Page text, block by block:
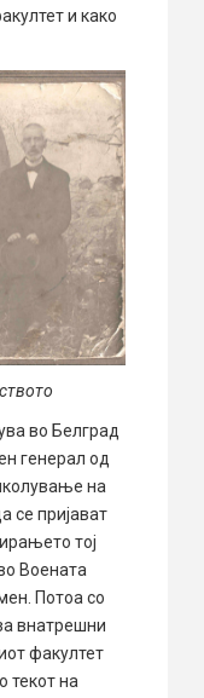
и како
во Белград
генерал од
на
се пријават
тој
Воената
Потоа со
внатрешни
факултет
текот на